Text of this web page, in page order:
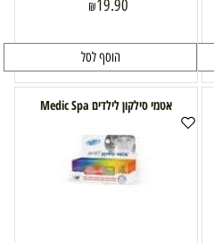
₪19.90
הוסף לסל
אטמי סילקון לילדים Medic Spa